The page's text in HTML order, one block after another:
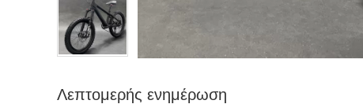
Λεπτομερής ενημέρωση